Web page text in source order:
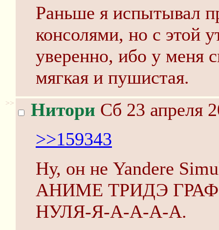
Раньше я испытывал
консолями, но с этой
уверенно, ибо у меня
мягкая и пушистая.
>> Нитори Сб 23 апреля
>>159343
Ну, он не Yandere
АНИМЕ ТРИДЭ
НУЛЯ-Я-А-А-А-А.